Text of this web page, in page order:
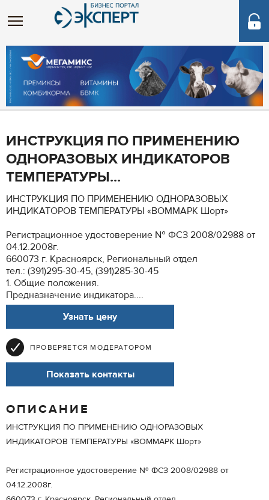
ИНСТРУКЦИЯ ПО ПРИМЕНЕНИЮ
ОДНОРАЗОВЫХ ИНДИКАТОРОВ
ТЕМПЕРАТУРЫ...
ИНСТРУКЦИЯ ПО ПРИМЕНЕНИЮ ОДНОРАЗОВЫХ
ИНДИКАТОРОВ ТЕМПЕРАТУРЫ «ВОММАРК Шорт»
Регистрационное удостоверение № ФСЗ 2008/02988 от
04.12.2008г.
660073 г. Красноярск, Региональный отдел
тел.: (391)295-30-45, (391)285-30-45
1. Общие положения.
Предназначение индикатора....
Узнать цену
ПРОВЕРЯЕТСЯ МОДЕРАТОРОМ
Показать контакты
ОПИСАНИЕ
ИНСТРУКЦИЯ ПО ПРИМЕНЕНИЮ ОДНОРАЗОВЫХ
ИНДИКАТОРОВ ТЕМПЕРАТУРЫ «ВОММАРК Шорт»
Регистрационное удостоверение № ФСЗ 2008/02988 от
04.12.2008г.